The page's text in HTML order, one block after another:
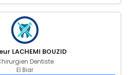
LACHEMI BOUZID
Dentiste
El Biar